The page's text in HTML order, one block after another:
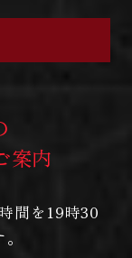
案内
間を19時30